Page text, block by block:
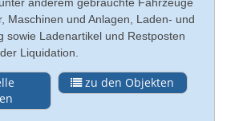
Maschinen und Anlagen, Laden- und
sowie Ladenartikel und Restposten
Liquidation.
zu den Objekten